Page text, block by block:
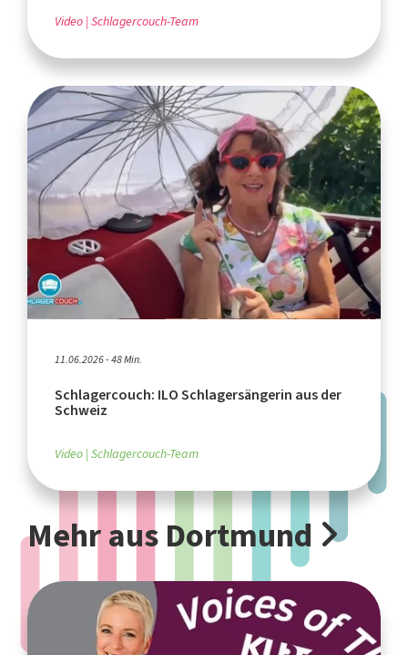
Video Schlagercouch-Team
11.06.2026 - 48 Min.
Schlagercouch: ILO Schlagersängerin aus der
Schweiz
Video Schlagercouch-Team
Mehr aus Dortmund